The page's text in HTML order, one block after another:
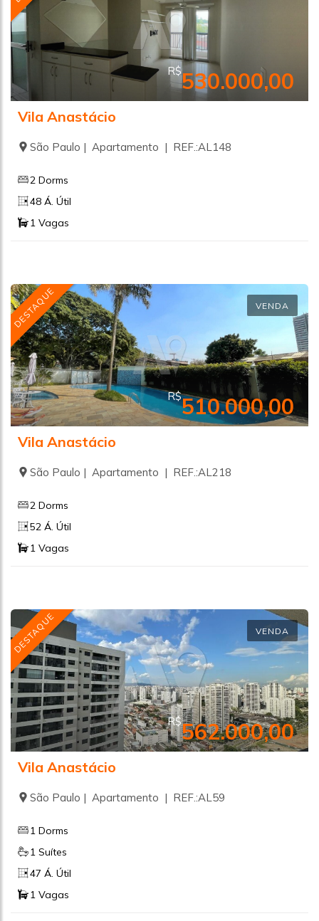
R$530.000,00
Vila Anastácio
São Paulo | Apartamento | REF.:AL148
2 Dorms
48 Á. Útil
1 Vagas
DESTAQUE VENDA
R$510.000,00
Vila Anastácio
São Paulo | Apartamento | REF.:AL218
2 Dorms
52 Á. Útil
1 Vagas
DESTAQUE VENDA
R$562.000,00
Vila Anastácio
São Paulo | Apartamento | REF.:AL59
1 Dorms
1 Suítes
47 Á. Útil
1 Vagas